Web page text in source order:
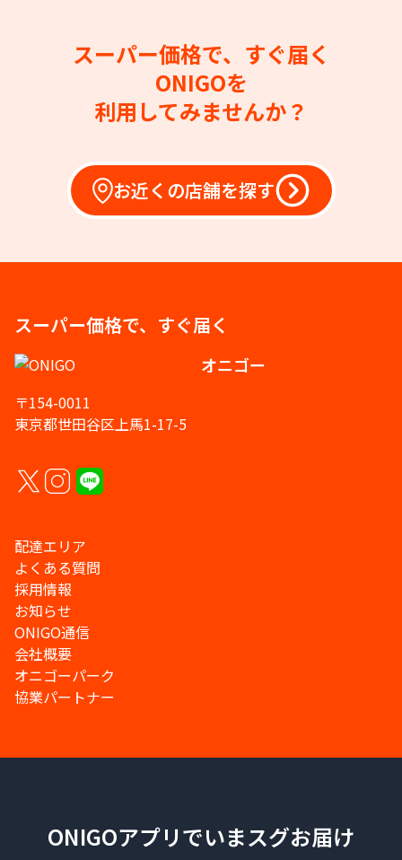
スーパー価格で、すぐ届く
ONIGOを
利用してみませんか？
お近くの店舗を探す
スーパー価格で、すぐ届く
オニゴー
〒154-0011
東京都世田谷区上馬1-17-5
配達エリア
よくある質問
採用情報
お知らせ
ONIGO通信
会社概要
オニゴーパーク
協業パートナー
ONIGOアプリでいまスグお届け